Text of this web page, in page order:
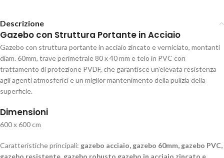
Descrizione
Gazebo con Struttura Portante in Acciaio
Gazebo con struttura portante in acciaio zincato e verniciato, montanti
diam. 60mm, trave perimetrale 80 x 40 mm e telo in PVC con
trattamento di protezione PVDF, che garantisce un’elevata resistenza
agli agenti atmosferici e un miglior mantenimento della pulizia della
superficie.
Dimensioni
600 x 600 cm
Caratteristiche principali: gazebo acciaio, gazebo 60mm, gazebo PVC,
gazebo resistente, gazebo robusto,gazebo in acciaio zincato e